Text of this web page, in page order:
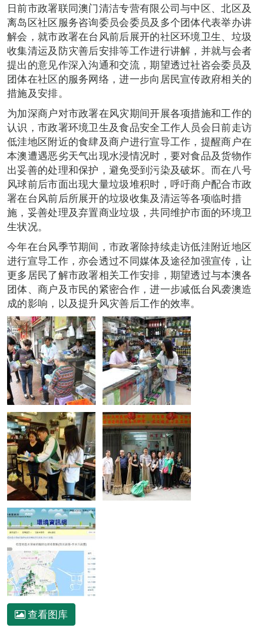
日前市政署联同澳门清洁专营有限公司与中区、北区及
离岛区社区服务咨询委员会委员及多个团体代表举办讲
解会，就市政署在台风前后展开的社区环境卫生、垃圾
收集清运及防灾善后安排等工作进行讲解，并就与会者
提出的意见作深入沟通和交流，期望透过社咨会委员及
团体在社区的服务网络，进一步向居民宣传政府相关的
措施及安排。
为加深商户对市政署在风灾期间开展各项措施和工作的
认识，市政署环境卫生及食品安全工作人员会日前走访
低洼地区附近的食肆及商户进行宣导工作，提醒商户在
本澳遭遇恶劣天气出现水浸情况时，要对食品及货物作
出妥善的处理和保护，避免受到污染及破坏。而在八号
风球前后市面出现大量垃圾堆积时，呼吁商户配合市政
署在台风前后所展开的垃圾收集及清运等各项临时措
施，妥善处理及弃置商业垃圾，共同维护市面的环境卫
生状况。
今年在台风季节期间，市政署除持续走访低洼附近地区
进行宣导工作，亦会透过不同媒体及途径加强宣传，让
更多居民了解市政署相关工作安排，期望透过与本澳各
团体、商户及市民的紧密合作，进一步减低台风袭澳造
成的影响，以及提升风灾善后工作的效率。
查看图库